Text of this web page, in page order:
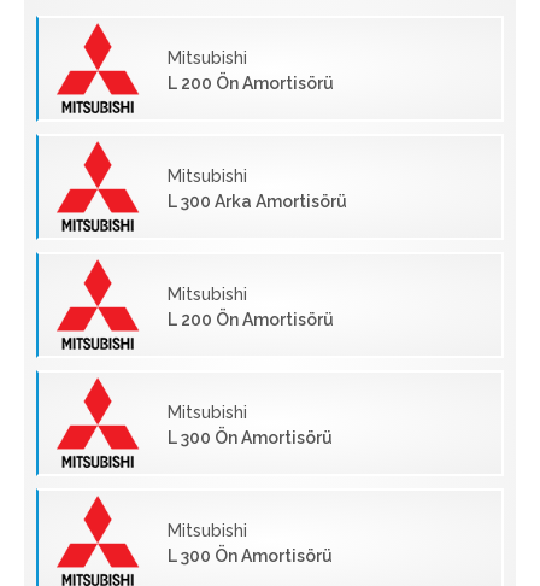
Mitsubishi
L 200 Ön Amortisörü
Mitsubishi
L 300 Arka Amortisörü
Mitsubishi
L 200 Ön Amortisörü
Mitsubishi
L 300 Ön Amortisörü
Mitsubishi
L 300 Ön Amortisörü